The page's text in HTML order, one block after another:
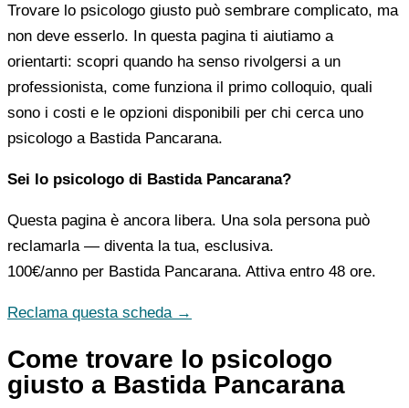
Trovare lo psicologo giusto può sembrare complicato, ma
non deve esserlo. In questa pagina ti aiutiamo a
orientarti: scopri quando ha senso rivolgersi a un
professionista, come funziona il primo colloquio, quali
sono i costi e le opzioni disponibili per chi cerca uno
psicologo a Bastida Pancarana.
Sei lo psicologo di Bastida Pancarana?
Questa pagina è ancora libera. Una sola persona può
reclamarla — diventa la tua, esclusiva.
100€/anno per Bastida Pancarana. Attiva entro 48 ore.
Reclama questa scheda →
Come trovare lo psicologo
giusto a Bastida Pancarana